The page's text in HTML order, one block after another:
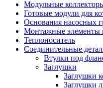
Модульные
Готовые модули для
Основания насосных
Монтажные элементы
Теплоноситель
Соединительные
Втулки под
Заглушки
Заглушки
Заглушки